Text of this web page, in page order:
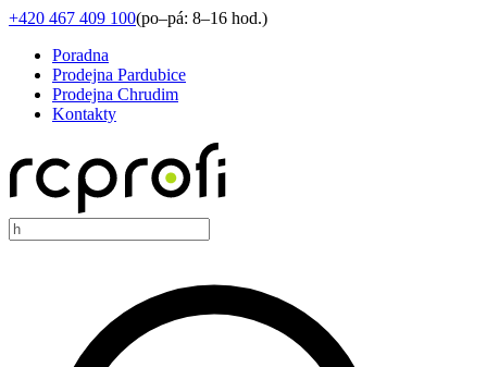
+420 467 409 100(po–pá: 8–16 hod.)
Poradna
Prodejna Pardubice
Prodejna Chrudim
Kontakty